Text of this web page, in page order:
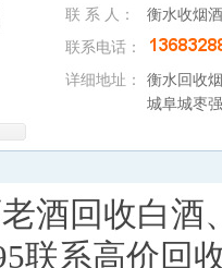
联 系 人：
衡水收烟酒
联系电话：
详细地址：
衡水回收
城阜城枣
酒回收白酒
联系高价回